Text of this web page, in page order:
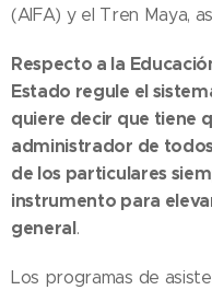
(AIFA) y el Tren Maya,
Respecto a la
Estado regule el
quiere decir que tiene
administrador de
de los particulares
instrumento para
general.
Los programas de